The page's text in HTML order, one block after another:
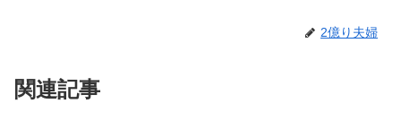
2億り夫婦
関連記事